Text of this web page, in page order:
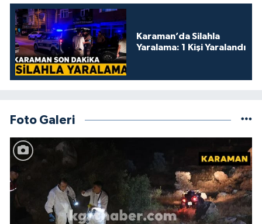
Karaman’da Silahla
Yaralama: 1 Kişi Yaralandı
Foto Galeri